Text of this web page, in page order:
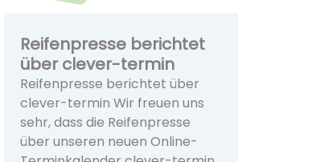
Reifenpresse berichtet
über clever-termin
Reifenpresse berichtet über
clever-termin Wir freuen uns
sehr, dass die Reifenpresse
über unseren neuen Online-